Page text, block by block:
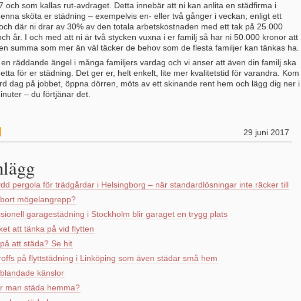
och som kallas rut-avdraget. Detta innebär att ni kan anlita en städfirma i
sköta er städning – exempelvis en- eller två gånger i veckan; enligt ett
där ni drar av 30% av den totala arbetskostnaden med ett tak på 25.000
år. I och med att ni är två stycken vuxna i er familj så har ni 50.000 kronor att
summa som mer än väl täcker de behov som de flesta familjer kan tänkas ha.
räddande ängel i många familjers vardag och vi anser att även din familj ska
för er städning. Det ger er, helt enkelt, lite mer kvalitetstid för varandra. Kom
dag på jobbet, öppna dörren, möts av ett skinande rent hem och lägg dig ner i
– du förtjänar det.
29 juni 2017
pergola för trädgårdar i Helsingborg – när standardlösningar inte räcker till
mögelangrepp?
garagestädning i Stockholm blir garaget en trygg plats
att tänka på vid flytten
att städa? Se hit
på flyttstädning i Linköping som även städar små hem
känslor
man städa hemma?